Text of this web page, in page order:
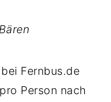
Fernbus.de
Person nach